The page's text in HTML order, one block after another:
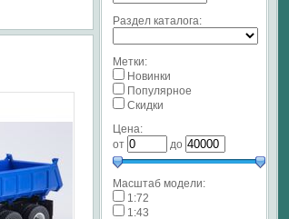
Раздел каталога:
Метки:
Новинки
Популярное
Скидки
Цена:
от
до
Масштаб модели:
1:72
1:43